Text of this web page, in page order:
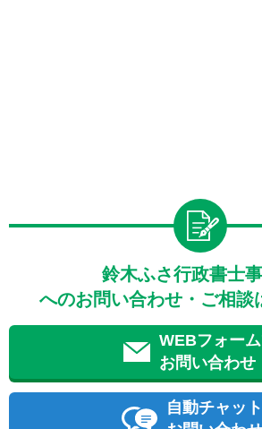
鈴木ふさ行政書士
へのお問い合わせ・ご相談
WEBフォー
お問い合わせ
自動チャッ